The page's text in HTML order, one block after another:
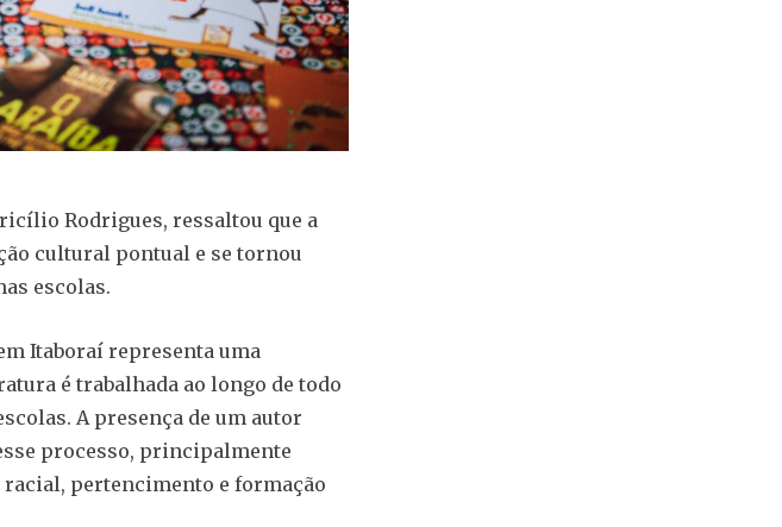
Rodrigues, ressaltou que a
cultural pontual e se tornou
escolas.
Itaboraí representa uma
é trabalhada ao longo de todo
A presença de um autor
processo, principalmente
pertencimento e formação